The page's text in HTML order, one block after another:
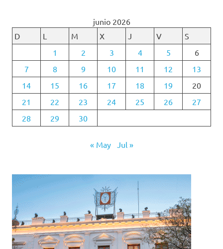
junio 2026
D
L M X J V
S
1
2 3 4 5
6
7
8 9 10 11 12
13
14
15 16 17 18 19
20
21
22 23 24 25 26
27
28
29 30
« May Jul »